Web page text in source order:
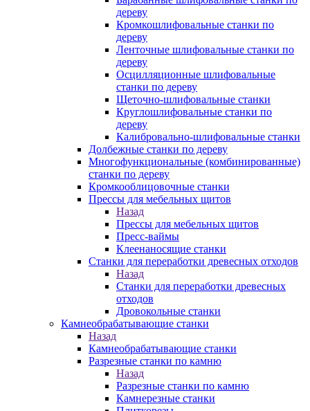
дереву
Кромкошлифовальные станки по
дереву
Ленточные шлифовальные станки по
дереву
Осцилляционные шлифовальные
станки по дереву
Щеточно-шлифовальные станки
Круглошлифовальные станки по
дереву
Калибровально-шлифовальные станки
Долбежные станки по дереву
Многофункциональные (комбинированные)
станки по дереву
Кромкооблицовочные станки
Прессы для мебельных щитов
Назад
Прессы для мебельных щитов
Пресс-ваймы
Клеенаносящие станки
Станки для переработки древесных отходов
Назад
Станки для переработки древесных
отходов
Дровокольные станки
Камнеобрабатывающие станки
Назад
Камнеобрабатывающие станки
Разрезные станки по камню
Назад
Разрезные станки по камню
Камнерезные станки